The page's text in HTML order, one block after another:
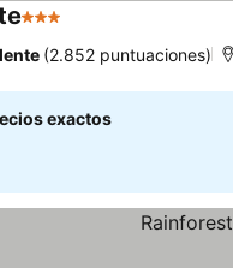
3 Estrellas
(2.852 puntuaciones)
exactos